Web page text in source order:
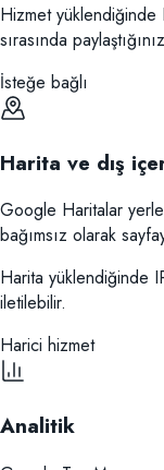
Hizmet yüklendiğinde
sırasında
İsteğe bağlı
Harita ve dış
Google Haritalar
bağımsız olarak
Harita yüklendiğinde
iletilebilir.
Harici hizmet
Analitik